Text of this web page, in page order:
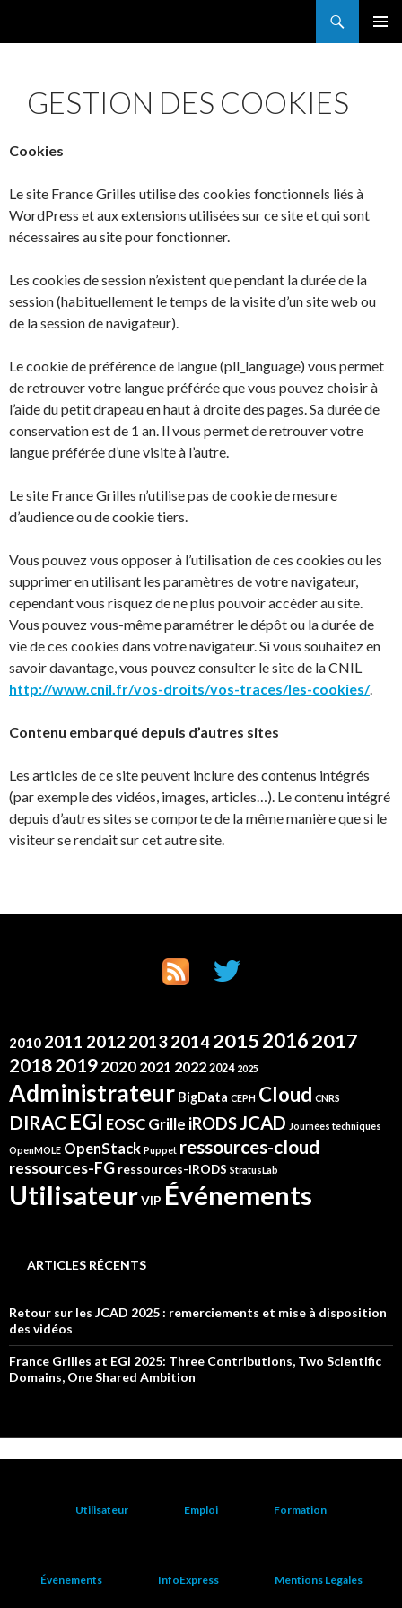
GESTION DES COOKIES
Cookies
Le site France Grilles utilise des cookies fonctionnels liés à
WordPress et aux extensions utilisées sur ce site et qui sont
nécessaires au site pour fonctionner.
Les cookies de session n’existent que pendant la durée de la
session (habituellement le temps de la visite d’un site web ou
de la session de navigateur).
Le cookie de préférence de langue (pll_language) vous permet
de retrouver votre langue préférée que vous pouvez choisir à
l’aide du petit drapeau en haut à droite des pages. Sa durée de
conservation est de 1 an. Il vous permet de retrouver votre
langue préférée d’une visite à l’autre.
Le site France Grilles n’utilise pas de cookie de mesure
d’audience ou de cookie tiers.
Vous pouvez vous opposer à l’utilisation de ces cookies ou les
supprimer en utilisant les paramètres de votre navigateur,
cependant vous risquez de ne plus pouvoir accéder au site.
Vous pouvez vous-même paramétrer le dépôt ou la durée de
vie de ces cookies dans votre navigateur. Si vous souhaitez en
savoir davantage, vous pouvez consulter le site de la CNIL
http://www.cnil.fr/vos-droits/vos-traces/les-cookies/.
Contenu embarqué depuis d’autres sites
Les articles de ce site peuvent inclure des contenus intégrés
(par exemple des vidéos, images, articles…). Le contenu intégré
depuis d’autres sites se comporte de la même manière que si le
visiteur se rendait sur cet autre site.
2010 2011 2012 20132014201520162017
20182019 2020 2021 2022 2024 2025
Administrateur BigData CEPH Cloud CNRS
DIRAC EGI EOSC Grille iRODSJCAD Journées techniques
OpenMOLE OpenStack Puppet ressources-cloud
ressources-FG ressources-iRODS StratusLab
UtilisateurVIP Événements
ARTICLES RÉCENTS
Retour sur les JCAD 2025 : remerciements et mise à disposition
des vidéos
France Grilles at EGI 2025: Three Contributions, Two Scientific
Domains, One Shared Ambition
Utilisateur Emploi Formation
Événements InfoExpress Mentions Légales